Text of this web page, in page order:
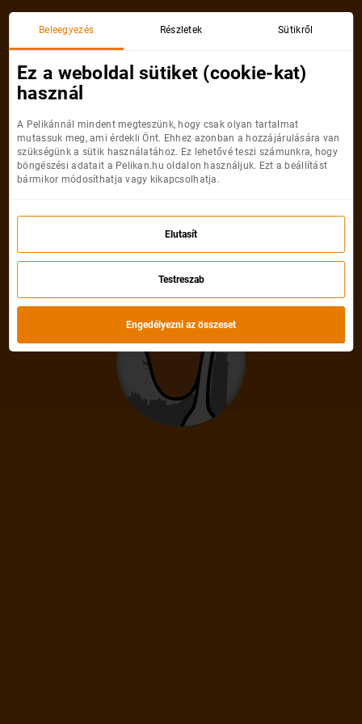
Beleegyezés Részletek Sütikről
Ez a weboldal sütiket (cookie-kat)
használ
A Pelikánnál mindent megteszünk, hogy csak olyan tartalmat
mutassuk meg, ami érdekli Önt. Ehhez azonban a hozzájárulására van
szükségünk a sütik használatához. Ez lehetővé teszi számunkra, hogy
böngészési adatait a Pelikan.hu oldalon használjuk. Ezt a beállítást
bármikor módosíthatja vagy kikapcsolhatja.
Elutasít
Testreszab
Engedélyezni az összeset